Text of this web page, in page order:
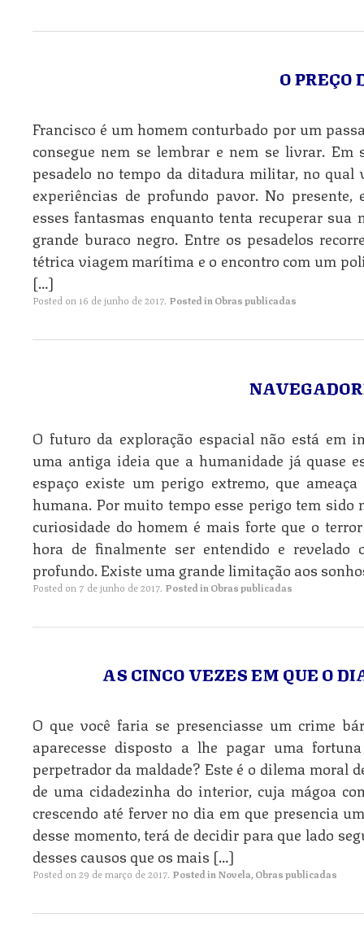
O
Francisco é um homem conturbado por um
consegue nem se lembrar e nem se livrar. Em
pesadelo no tempo da ditadura militar, no
experiências de profundo pavor. No presente,
esses fantasmas enquanto tenta recuperar
grande buraco negro. Entre os pesadelos
tétrica viagem marítima e o encontro com um
[…]
Posted on 16 de junho de 2017. Posted inObras publicadas
O futuro da exploração espacial não está em
uma antiga ideia que a humanidade já quase
espaço existe um perigo extremo, que
humana. Por muito tempo esse perigo tem sido
curiosidade do homem é mais forte que o
hora de finalmente ser entendido e revelado
profundo. Existe uma grande limitação aos
Posted on 7 de junho de 2017. Posted in Obras publicadas
AS CINCO VEZES EM QUE O
O que você faria se presenciasse um crime
aparecesse disposto a lhe pagar uma
perpetrador da maldade? Este é o dilema moral
de uma cidadezinha do interior, cuja mágoa
crescendo até ferver no dia em que presencia
desse momento, terá de decidir para que lado
desses causos que os mais […]
Posted on29 de março de 2017. Posted inNovela,Obras publicadas